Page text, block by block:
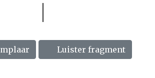
Luister fragment